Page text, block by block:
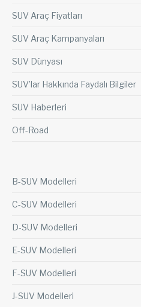
SUV Araç Fiyatları
SUV Araç Kampanyaları
SUV Dünyası
SUV’lar Hakkında Faydalı Bilgiler
SUV Haberleri
Off-Road
B-SUV Modelleri
C-SUV Modelleri
D-SUV Modelleri
E-SUV Modelleri
F-SUV Modelleri
J-SUV Modelleri